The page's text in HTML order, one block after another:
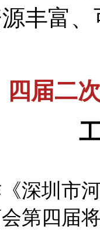
丰富
四届二
深圳市
第四届